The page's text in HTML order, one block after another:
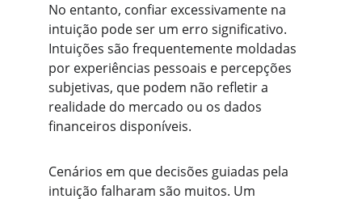
No entanto, confiar excessivamente na
intuição pode ser um erro significativo.
Intuições são frequentemente moldadas
por experiências pessoais e percepções
subjetivas, que podem não refletir a
realidade do mercado ou os dados
financeiros disponíveis.
Cenários em que decisões guiadas pela
intuição falharam são muitos. Um